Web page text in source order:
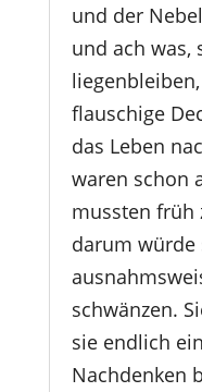
und der
und ach was,
flauschige
das Leben
waren schon
mussten früh
darum würde
schwänzen.
sie endlich
Nachdenken